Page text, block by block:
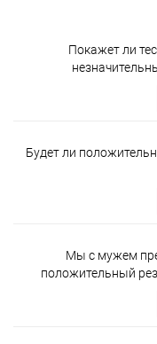
Покажет ли
Будет ли
Мы с мужем
положительный